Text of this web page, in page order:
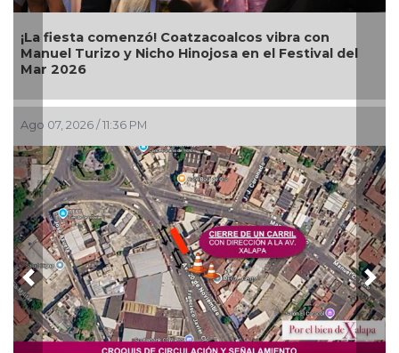
Alcalde Samuel Acosta inaugura la calle
Bugambilias en El Tejar
Ago 07, 2026 / 7:00 PM
Previous